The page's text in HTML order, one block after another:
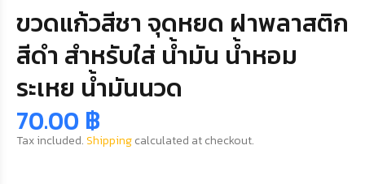
ขวดแก้วสีชา จุดหยด ฝาพลาสติก
สีดำ สำหรับใส่ น้ำมัน น้ำหอม
ระเหย น้ำมันนวด
70.00 ฿
Tax included.Shippingcalculated at checkout.